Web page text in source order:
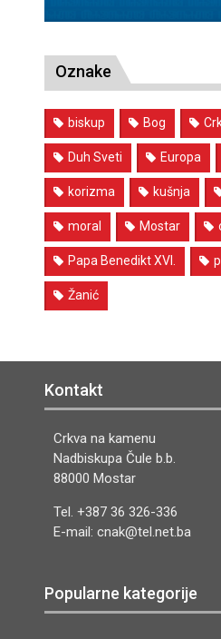
Oznake
biskup Bog
Duh Sveti Europa
korizma kušnja
moral Mostar
Papa Benedikt XVI.
Žanić
Kontakt
Crkva na kamenu
Nadbiskupa Čule b.b.
88000 Mostar
Tel. +387 36 326-336
E-mail: cnak@tel.net.ba
Popularne kategorije